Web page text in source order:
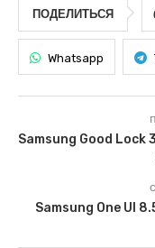
ПОДЕЛИТЬСЯ
Whatsapp
Samsung Good Lock
Samsung One UI